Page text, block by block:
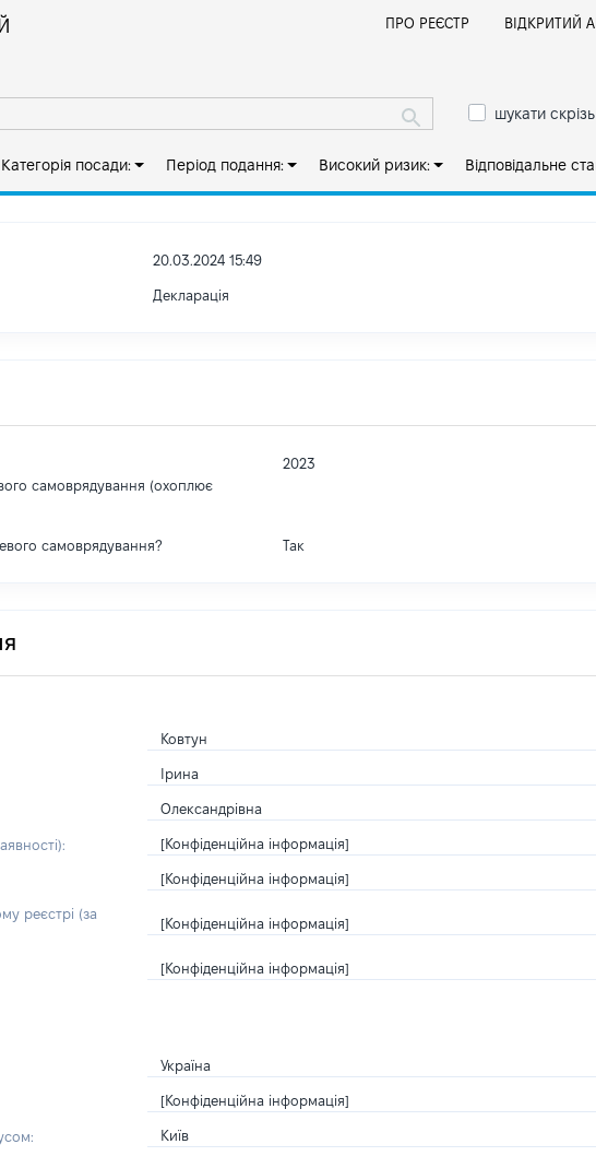
ПРО РЕЄСТР ВІДКРИТИЙ
шукати скрізь
Категорія посади: Період подання: Високий ризик: Відповідальне
20.03.2024 15:49
Декларація
самоврядування (охоплює
2023
самоврядування? Так
Ковтун
Ірина
Олександрівна
[Конфіденційна інформація]
[Конфіденційна інформація]
реєстрі (за
[Конфіденційна інформація]
[Конфіденційна інформація]
Україна
[Конфіденційна інформація]
Київ